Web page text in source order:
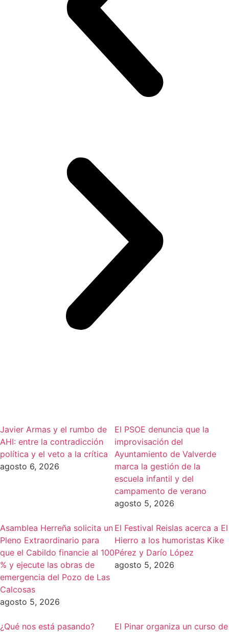
Javier Armas y el rumbo de
AHI: entre la contradicción
política y el veto a la crítica
agosto 6, 2026
El PSOE denuncia que la
improvisación del
Ayuntamiento de Valverde
marca la gestión de la
escuela infantil y del
campamento de verano
agosto 5, 2026
Asamblea Herreña solicita un
Pleno Extraordinario para
que el Cabildo financie al 100
% y ejecute las obras de
emergencia del Pozo de Las
Calcosas
agosto 5, 2026
El Festival Reislas acerca a El
Hierro a los humoristas Kike
Pérez y Darío López
agosto 5, 2026
¿Qué nos está pasando?
El Pinar organiza un curso de